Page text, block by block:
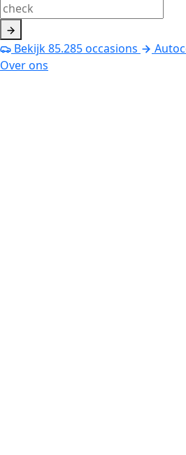
Bekijk85.285occasions
Over ons